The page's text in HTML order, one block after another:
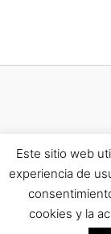
Todos los
Este sitio web
experiencia de
cookies y la